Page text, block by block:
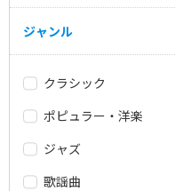
ジャンル
クラシック
ポピュラー・洋楽
ジャズ
歌謡曲